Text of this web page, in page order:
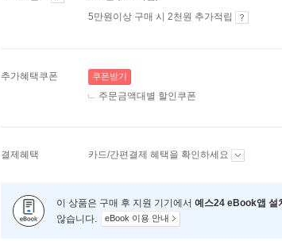
5만원이상 구매 시 2천원 추가적립
추가혜택쿠폰 쿠폰받기
주문금액대별 할인쿠폰
결제혜택 카드/간편결제 혜택을 확인하세요
이 상품은 구매 후 지원 기기에서 예스24 eBook앱 설
않습니다.
eBook 이용 안내